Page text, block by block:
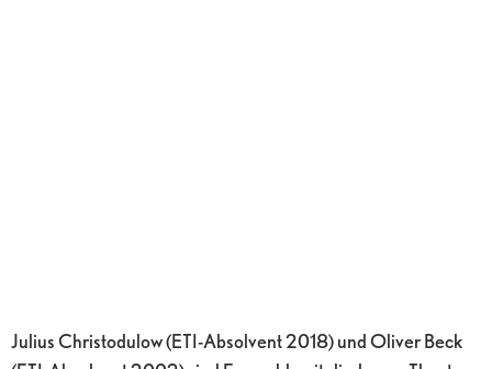
Julius Christodulow (ETI-Absolvent 2018) und Oliver Beck